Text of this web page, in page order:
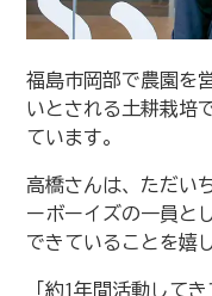
福島市岡部で農園を
いとされる土耕栽培
ています。
高橋さんは、ただい
ーボーイズの一員と
できていることを嬉
「約1年間活動して